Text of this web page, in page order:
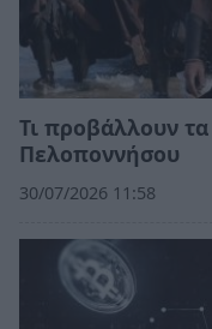
Τι προβάλλουν
Πελοποννήσου
30/07/2026 11:58